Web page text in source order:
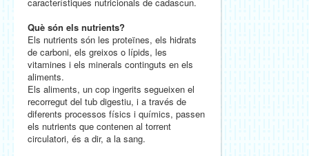
Què són els nutrients?
Els nutrients són les proteïnes, els hidrats
de carboni, els greixos o lípids, les
vitamines i els minerals continguts en els
aliments.
Els aliments, un cop ingerits segueixen el
recorregut del tub digestiu, i a través de
diferents processos físics i químics, passen
els nutrients que contenen al torrent
circulatori, és a dir, a la sang.